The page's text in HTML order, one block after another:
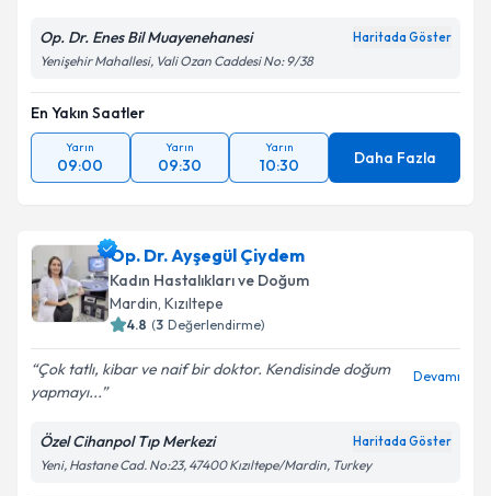
Op. Dr. Enes Bil Muayenehanesi Haritada Göster
Yenişehir Mahallesi, Vali Ozan Caddesi No: 9/38
En Yakın Saatler
Yarın
09:00
Yarın
09:30
Yarın
10:30 Daha Fazla
Op. Dr. Ayşegül Çiydem
Kadın Hastalıkları ve Doğum
Mardin, Kızıltepe
4.8 (3 Değerlendirme)
Çok tatlı, kibar ve naif bir doktor. Kendisinde doğum
yapmayı...
Devamı
Özel Cihanpol Tıp Merkezi Haritada Göster
Yeni, Hastane Cad. No:23, 47400 Kızıltepe/Mardin, Turkey